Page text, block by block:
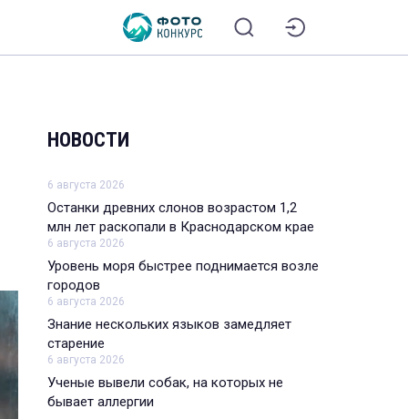
НОВОСТИ
6 августа 2026
Останки древних слонов возрастом 1,2
млн лет раскопали в Краснодарском крае
6 августа 2026
Уровень моря быстрее поднимается возле
городов
6 августа 2026
Знание нескольких языков замедляет
старение
6 августа 2026
Ученые вывели собак, на которых не
бывает аллергии